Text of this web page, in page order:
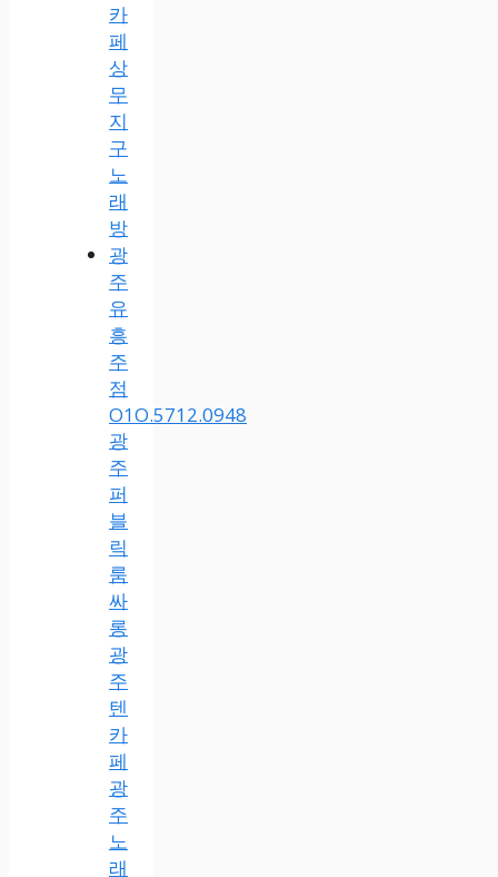
카
페
상
무
지
구
노
래
방
광
주
유
흥
주
점
O1O.5712.0948
광
주
퍼
블
릭
룸
싸
롱
광
주
텐
카
페
광
주
노
래